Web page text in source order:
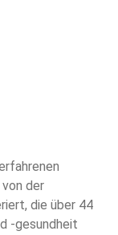
der
die über 44
-gesundheit